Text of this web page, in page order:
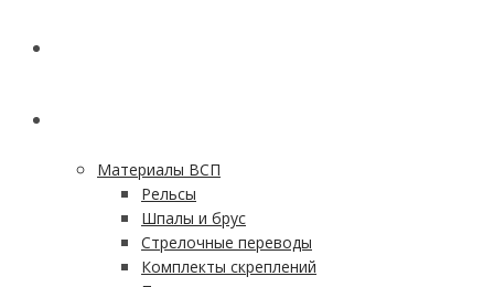
Материалы ВСП
Рельсы
Шпалы и брус
Стрелочные переводы
Комплекты скреплений